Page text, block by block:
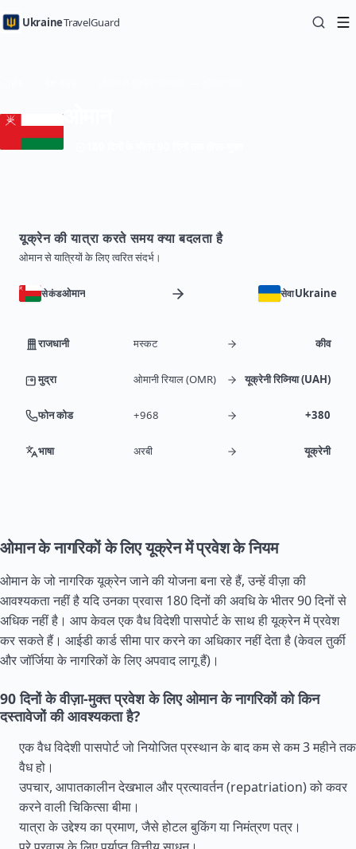
UkraineTravelGuard
यूक्रेन की यात्रा करते समय क्या बदलता है
ओमान से यात्रियों के लिए त्वरित संदर्भ।
सेकंडओमान सेवाUkraine
राजधानी मस्कट कीव
मुद्रा ओमानी रियाल (OMR) यूक्रेनी रिव्निया (UAH)
फोन कोड +968 +380
भाषा अरबी यूक्रेनी
ओमान के नागरिकों के लिए यूक्रेन में प्रवेश के नियम
ओमान के जो नागरिक यूक्रेन जाने की योजना बना रहे हैं, उन्हें वीज़ा की
आवश्यकता नहीं है यदि उनका प्रवास 180 दिनों की अवधि के भीतर 90 दिनों से
अधिक नहीं है। आप केवल एक वैध विदेशी पासपोर्ट के साथ ही यूक्रेन में प्रवेश
कर सकते हैं। आईडी कार्ड सीमा पार करने का अधिकार नहीं देता है (केवल तुर्की
और जॉर्जिया के नागरिकों के लिए अपवाद लागू हैं)।
90 दिनों के वीज़ा-मुक्त प्रवेश के लिए ओमान के नागरिकों को किन
दस्तावेजों की आवश्यकता है?
एक वैध विदेशी पासपोर्ट जो नियोजित प्रस्थान के बाद कम से कम 3 महीने तक
वैध हो।
उपचार, आपातकालीन देखभाल और प्रत्यावर्तन (repatriation) को कवर
करने वाली चिकित्सा बीमा।
यात्रा के उद्देश्य का प्रमाण, जैसे होटल बुकिंग या निमंत्रण पत्र।